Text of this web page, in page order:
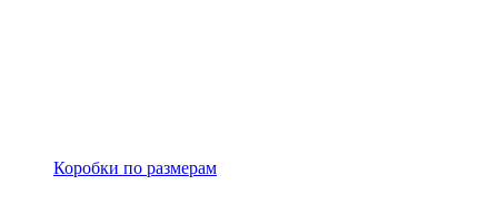
Коробки по размерам